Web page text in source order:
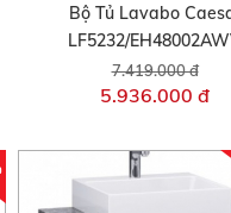
Bộ Tủ Lavabo
LF5232/
7.419.000 đ
5.936.000 đ